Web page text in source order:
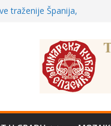
traženije Španija,
može li
projekat: Gde